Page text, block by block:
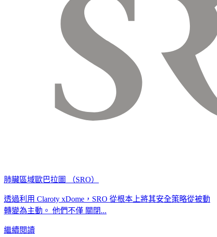
肺臟區域歐巴拉圖 （SRO）
透過利用 Claroty xDome，SRO 從根本上將其安全策略從被動
轉變為主動。 他們不僅 關閉...
繼續閱讀